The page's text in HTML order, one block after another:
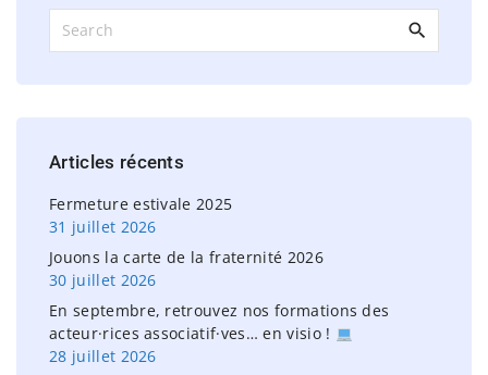
Articles récents
Fermeture estivale 2025
31 juillet 2026
Jouons la carte de la fraternité 2026
30 juillet 2026
En septembre, retrouvez nos formations des
acteur·rices associatif·ves… en visio !
28 juillet 2026